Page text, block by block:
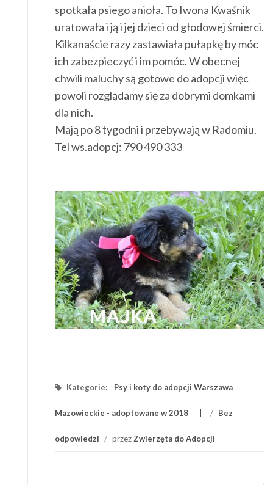
spotkała psiego anioła. To Iwona Kwaśnik
uratowała i ją i jej dzieci od głodowej śmierci.
Kilkanaście razy zastawiała pułapkę by móc
ich zabezpieczyć i im pomóc. W obecnej
chwili maluchy są gotowe do adopcji więc
powoli rozglądamy się za dobrymi domkami
dla nich.
Mają po 8 tygodni i przebywają w Radomiu.
Tel ws.adopcj: 790 490 333
Kategorie: Psy i koty do adopcji Warszawa
Mazowieckie - adoptowane w 2018 / Bez
odpowiedzi / przez Zwierzęta do Adopcji